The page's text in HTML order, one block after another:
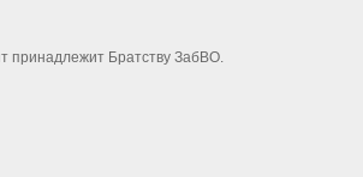
принадлежит Братству ЗабВО.